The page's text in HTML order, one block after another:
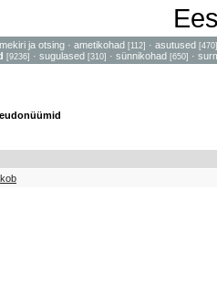
ja otsing · ametikohad [112] · asutused [470]
[9236] · sugulased [310] · sünnikohad [650] ·